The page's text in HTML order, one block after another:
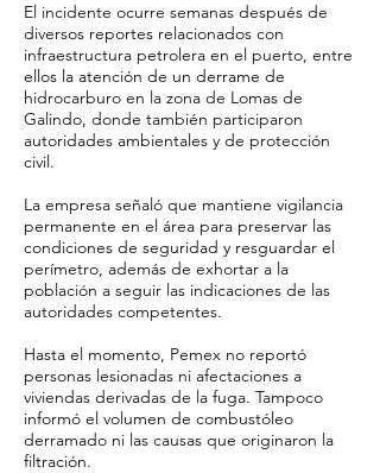
El incidente ocurre semanas después de
diversos reportes relacionados con
infraestructura petrolera en el puerto, entre
ellos la atención de un derrame de
hidrocarburo en la zona de Lomas de
Galindo, donde también participaron
autoridades ambientales y de protección
civil.
La empresa señaló que mantiene vigilancia
permanente en el área para preservar las
condiciones de seguridad y resguardar el
perímetro, además de exhortar a la
población a seguir las indicaciones de las
autoridades competentes.
Hasta el momento, Pemex no reportó
personas lesionadas ni afectaciones a
viviendas derivadas de la fuga. Tampoco
informó el volumen de combustóleo
derramado ni las causas que originaron la
filtración.